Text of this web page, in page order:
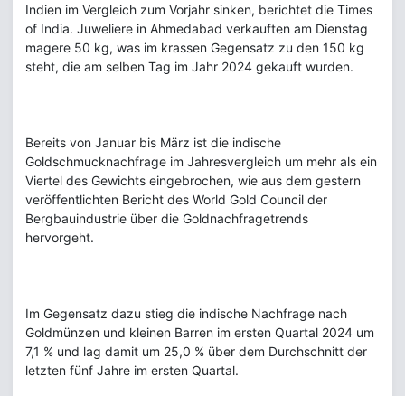
Indien im Vergleich zum Vorjahr sinken, berichtet die Times
of India. Juweliere in Ahmedabad verkauften am Dienstag
magere 50 kg, was im krassen Gegensatz zu den 150 kg
steht, die am selben Tag im Jahr 2024 gekauft wurden.
Bereits von Januar bis März ist die indische
Goldschmucknachfrage im Jahresvergleich um mehr als ein
Viertel des Gewichts eingebrochen, wie aus dem gestern
veröffentlichten Bericht des World Gold Council der
Bergbauindustrie über die Goldnachfragetrends
hervorgeht.
Im Gegensatz dazu stieg die indische Nachfrage nach
Goldmünzen und kleinen Barren im ersten Quartal 2024 um
7,1 % und lag damit um 25,0 % über dem Durchschnitt der
letzten fünf Jahre im ersten Quartal.